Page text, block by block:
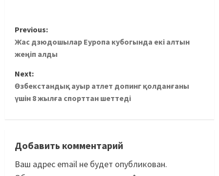
Previous:
Жас дзюдошылар Еуропа кубогында екі алтын
жеңіп алды
Next:
Өзбекстандық ауыр атлет допинг қолданғаны
үшін 8 жылға спорттан шеттеді
Добавить комментарий
Ваш адрес email не будет опубликован.